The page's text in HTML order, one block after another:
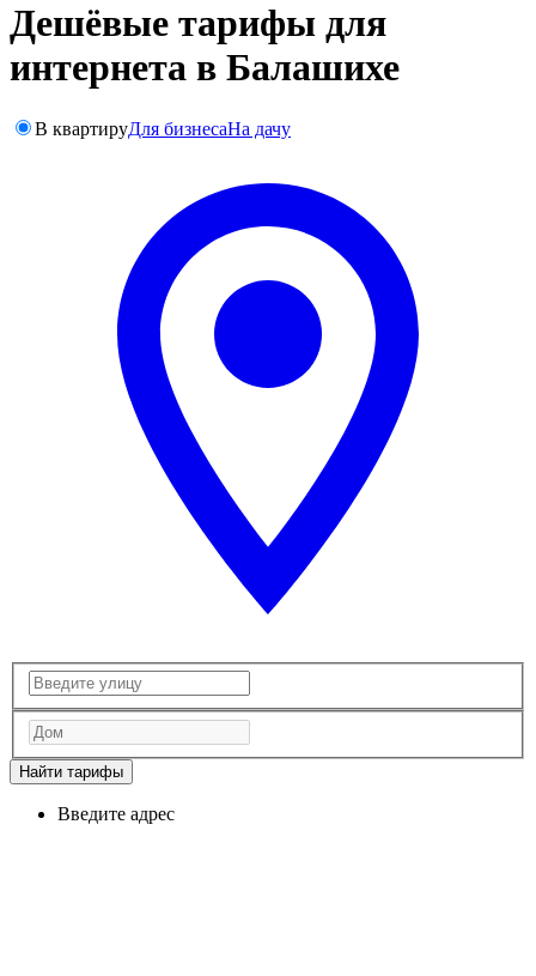
Дешёвые тарифы для
интернета в Балашихе
В квартируДля бизнесаНа дачу
Найти тарифы
Введите адрес